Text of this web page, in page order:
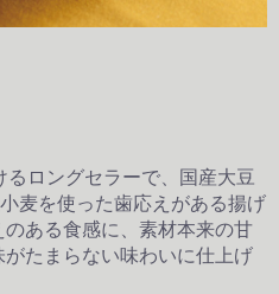
ロングセラーで、国産大豆
麦を使った歯応えがある揚げ
ある食感に、素材本来の甘
たまらない味わいに仕上げ